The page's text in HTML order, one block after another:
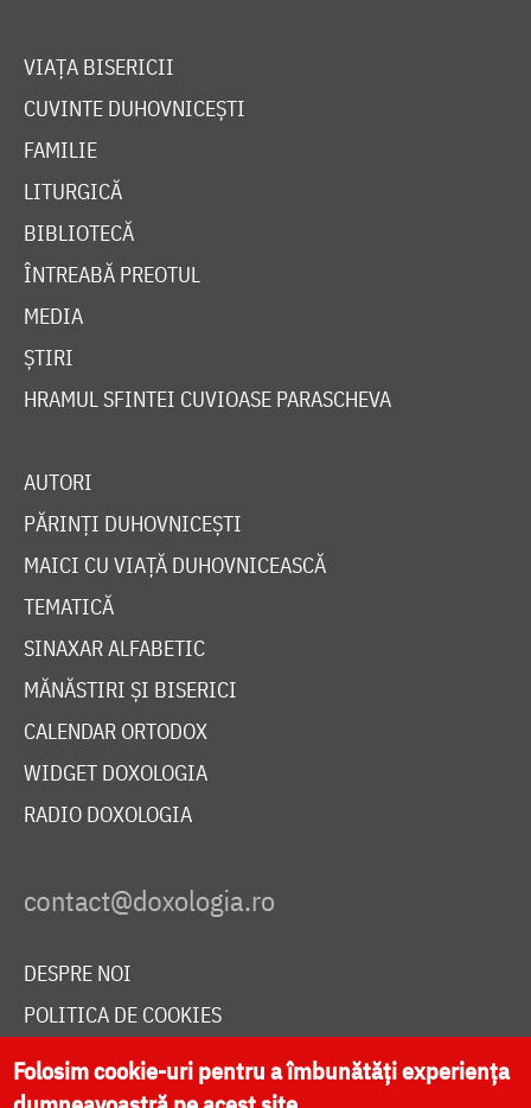
VIAȚA BISERICII
CUVINTE DUHOVNICEȘTI
FAMILIE
LITURGICĂ
BIBLIOTECĂ
ÎNTREABĂ PREOTUL
MEDIA
ȘTIRI
HRAMUL SFINTEI CUVIOASE PARASCHEVA
AUTORI
PĂRINȚI DUHOVNICEȘTI
MAICI CU VIAȚĂ DUHOVNICEASCĂ
TEMATICĂ
SINAXAR ALFABETIC
MĂNĂSTIRI ȘI BISERICI
CALENDAR ORTODOX
WIDGET DOXOLOGIA
RADIO DOXOLOGIA
DESPRE NOI
POLITICA DE COOKIES
DONEAZĂ ONLINE PENTRU CATEDRALA NAȚIONALĂ
Folosim cookie-uri pentru a îmbunătăți experiența